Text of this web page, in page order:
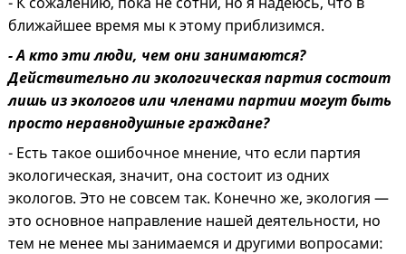
ближайшее время мы к этому приблизимся.
- А кто эти люди, чем они занимаются?
Действительно ли экологическая партия состоит
лишь из экологов или членами партии могут быть
просто неравнодушные граждане?
- Есть такое ошибочное мнение, что если партия
экологическая, значит, она состоит из одних
экологов. Это не совсем так. Конечно же, экология —
это основное направление нашей деятельности, но
тем не менее мы занимаемся и другими вопросами: